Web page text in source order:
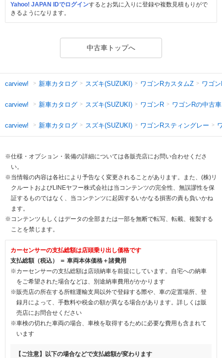
Yahoo! JAPAN IDでログインするとお気に入りに登録や複数見積もりがで
きるようになります。
中古車トップへ
carview! 新車カタログ スズキ(SUZUKI) ワゴンRカスタムZ ワゴ
carview! 新車カタログ スズキ(SUZUKI) ワゴンR ワゴンRの中古車
carview! 新車カタログ スズキ(SUZUKI) ワゴンRスティングレー
※仕様・オプション・装備の詳細については各販売店にお問い合わせくださ
い。
※当情報の内容は各社により予告なく変更されることがあります。また、(株)リ
クルートおよびLINEヤフー株式会社は当コンテンツの完全性、無誤謬性を保
証するものではなく、当コンテンツに起因するいかなる損害の責も負いかね
ます。
※コンテンツもしくはデータの全部または一部を無断で転写、転載、複製する
ことを禁じます。
カーセンサーの支払総額は店頭乗り出し価格です
支払総額（税込） ＝ 車両本体価格＋諸費用
※カーセンサーの支払総額は店頭納車を前提にしています。自宅への納車
をご希望された場合などは、別途納車費用がかかります
※販売店の所在する所轄運輸支局以外で登録する際や、車の定置場所、登
録月によって、手数料や税金の額が異なる場合があります。詳しくは販
売店にお問合せください
※車検の切れた車両の場合、車検を取得するために必要な費用も含まれて
います
【ご注意】以下の場合などで支払総額が変わります